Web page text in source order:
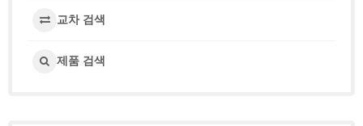
교차 검색
제품 검색